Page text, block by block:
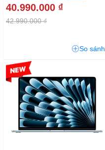
40.990.000 ₫
42.990.000 ₫
So sánh
-5%